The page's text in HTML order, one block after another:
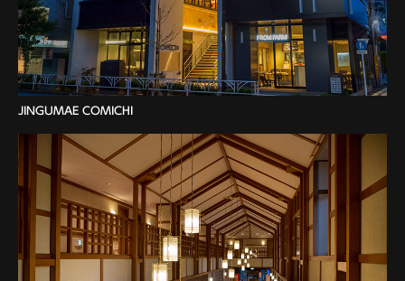
JINGUMAE COMICHI